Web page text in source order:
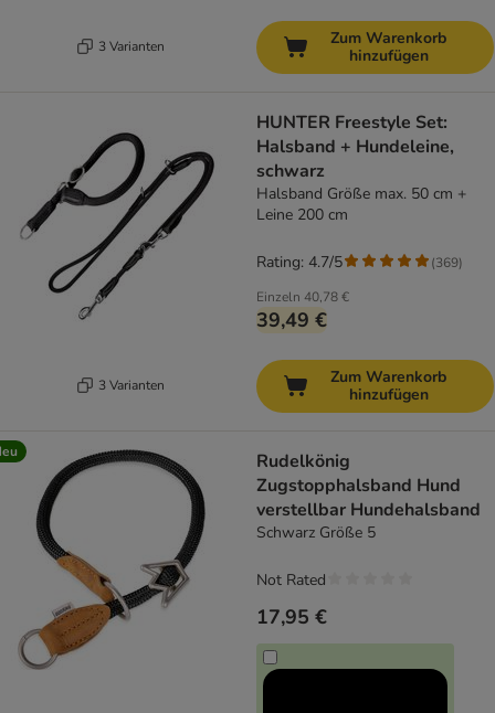
3 Varianten
Zum Warenkorb
hinzufügen
3 Varianten
HUNTER Freestyle Set:
Halsband + Hundeleine,
schwarz
Halsband Größe max. 50 cm +
Leine 200 cm
Einzeln 40,78 €
39,49 €
Rating: 4.7/5 (369)
Zum Warenkorb
hinzufügen
Rudelkönig
Zugstopphalsband Hund
verstellbar Hundehalsband
Schwarz Größe 5
17,95 €
Not Rated